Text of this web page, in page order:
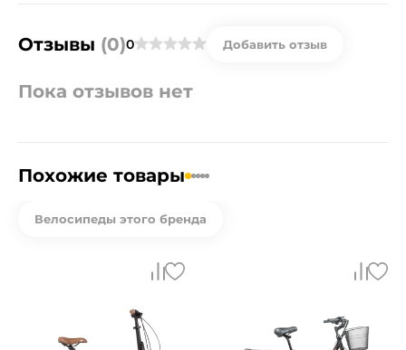
Отзывы (0)0 Добавить отзыв
Пока отзывов нет
Похожие товары
Велосипеды этого бренда